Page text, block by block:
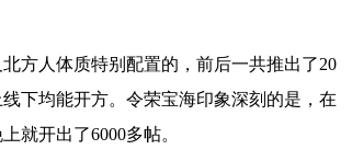
方人体质特别配置的，前后一共推出了20
下均能开方。令荣宝海印象深刻的是，在
就开出了6000多帖。